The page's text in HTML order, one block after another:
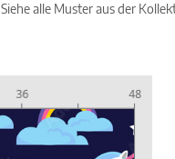
Siehe alle Muster aus der